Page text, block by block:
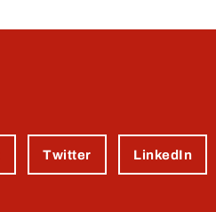
Twitter LinkedIn